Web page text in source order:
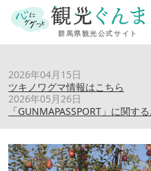
2026年04月15日
ツキノワグマ情報はこちら
2026年05月26日
「GUNMAPASSPORT」に関す
子持りんご組合